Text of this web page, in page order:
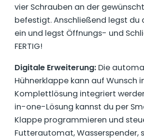
vier Schrauben an der
befestigt. Anschließend legst du
ein und legst Öffnungs- und
FERTIG!
Digitale Erweiterung: Die
Hühnerklappe kann auf Wunsch
Komplettlösung integriert
in-one-Lösung kannst du per
Klappe programmieren und
Futterautomat, Wasserspender,